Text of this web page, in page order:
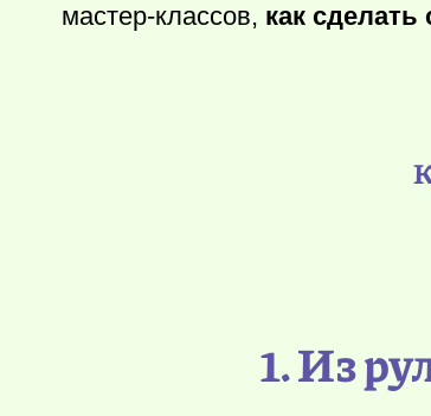
мастер-классов, как
1. Из